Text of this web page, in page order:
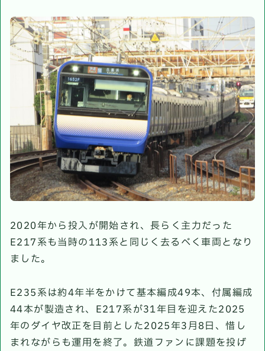
2020年から投入が開始され、長らく主力だった
E217系も当時の113系と同じく去るべく車両となり
ました。
E235系は約4年半をかけて基本編成49本、付属編成
44本が製造され、E217系が31年目を迎えた2025
年のダイヤ改正を目前とした2025年3月8日、惜し
まれながらも運用を終了。鉄道ファンに課題を投げ